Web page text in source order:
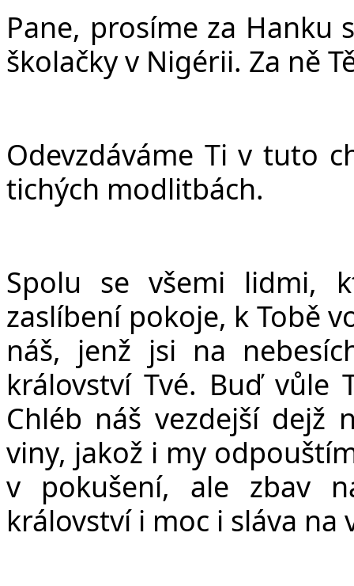
Pane, prosíme za Hanku
školačky v Nigérii. Za ně
Odevzdáváme Ti v tuto
tichých modlitbách.
Spolu se všemi lidmi,
zaslíbení pokoje, k Tobě
náš, jenž jsi na
království Tvé. Buďvůle
Chléb náš vezdejší dejž
viny, jakož i my odpouš
v pokušení, ale zbav
království i moc i sláva na